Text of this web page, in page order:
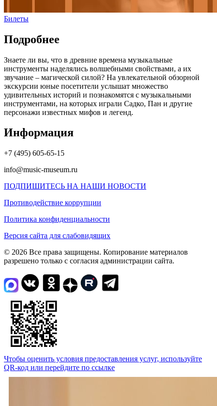
Билеты
Подробнее
Знаете ли вы, что в древние времена музыкальные
инструменты наделялись волшебными свойствами, а их
звучание – магической силой? На увлекательной обзорной
экскурсии юные посетители услышат множество
удивительных историй и познакомятся с музыкальными
инструментами, на которых играли Садко, Пан и другие
персонажи известных мифов и легенд.
Информация
+7 (495) 605-65-15
info@music-museum.ru
ПОДПИШИТЕСЬ НА НАШИ НОВОСТИ
Противодействие коррупции
Политика конфиденциальности
Версия сайта для слабовидящих
© 2026 Все права защищены. Копирование материалов
разрешено только с согласия администрации сайта.
Чтобы оценить условия предоставления услуг, используйте
QR-код или перейдите по ссылке